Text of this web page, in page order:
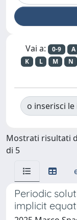
Vai a: 0-9 A
K
L M N
o inserisci le
Mostrati risultati
di 5
Periodic
implicit